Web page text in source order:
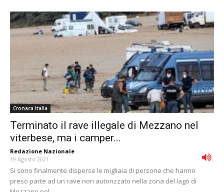
Cronaca Italia
Terminato il rave illegale di Mezzano nel
viterbese, ma i camper...
Redazione Nazionale -
19 Agosto 2021
Si sono finalmente disperse le migliaia di persone che hanno
preso parte ad un rave non autorizzato nella zona del lago di